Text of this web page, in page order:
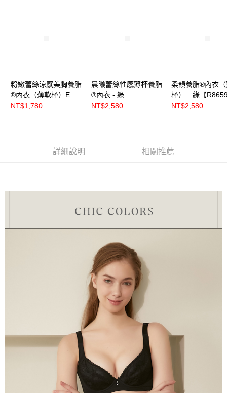
粉嫩蕾絲涼感美胸養脂
®內衣（薄軟杯）E杯 -
黑綠【R8106】
NT$1,780
晨曦蕾絲性感薄杯養脂
®內衣 - 綠
【R86333】
NT$2,580
柔韻養脂®內衣
杯）－綠【
NT$2,580
詳細說明 相關推薦